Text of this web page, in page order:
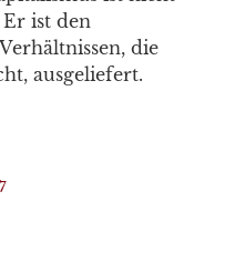
Er ist den
die
ausgeliefert.